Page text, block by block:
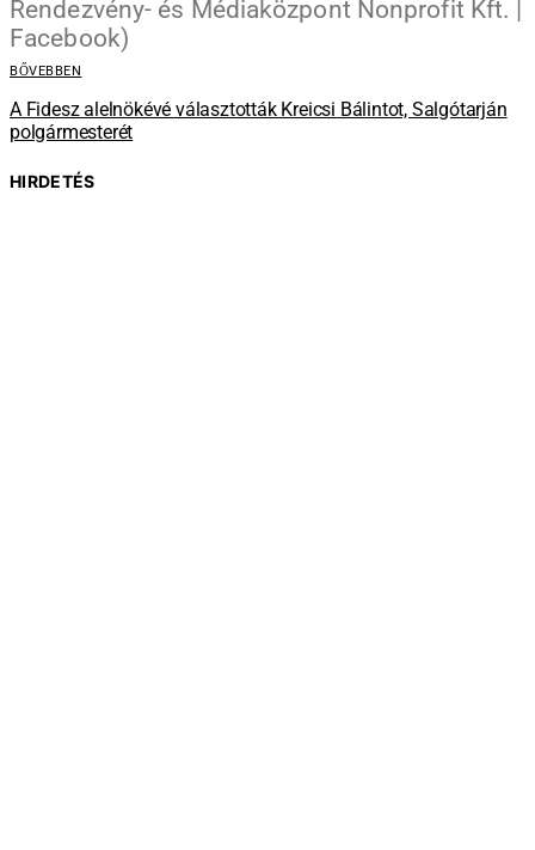
BŐVEBBEN
A Fidesz alelnökévé választották Kreicsi Bálintot, Salgótarján
polgármesterét
HIRDETÉS